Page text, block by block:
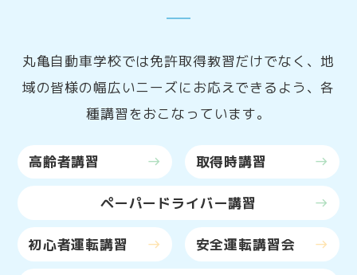
丸亀自動車学校では免許取得教習だけでなく、地
域の皆様の幅広いニーズにお応えできるよう、各
種講習をおこなっています。
高齢者講習 east 取得時講習 east
ペーパードライバー講習 east
初心者運転講習 east 安全運転講習会 east